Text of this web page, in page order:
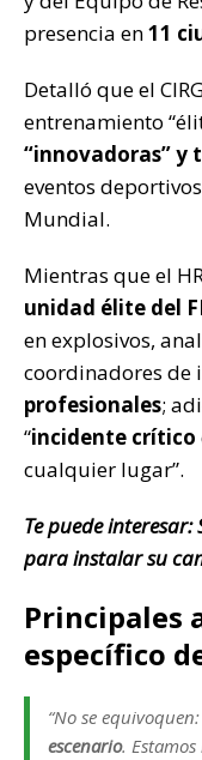
presencia en11
Detalló que el
entrenamiento
“innovadoras” y
eventos
Mundial.
Mientras que el
unidad élite del
en explosivos,
coordinadores de
profesionales;
“incidente crítico
cualquier lugar”.
Te puede
para instalar su
Principales
específico
“No se
escenario.